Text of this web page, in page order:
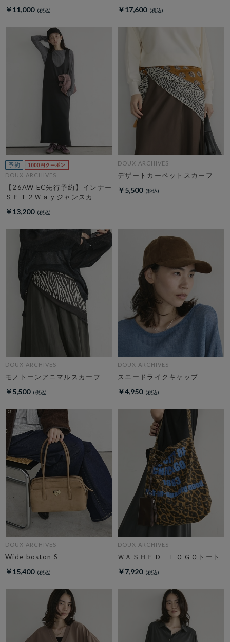
￥11,000 ￥17,600
DOUX ARCHIVES
【26AW EC先行予約】インナー
ＳＥＴ２Ｗａｙジャンスカ
￥13,200
DOUX ARCHIVES
デザートカーペットスカーフ
￥5,500
DOUX ARCHIVES
モノトーンアニマルスカーフ
￥5,500
DOUX ARCHIVES
スエードライクキャップ
￥4,950
DOUX ARCHIVES
Wide boston S
￥15,400
DOUX ARCHIVES
ＷＡＳＨＥＤ ＬＯＧＯトート
￥7,920